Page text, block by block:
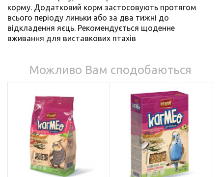
корму. Додатковий корм застосовують протягом
всього періоду линьки або за два тижні до
відкладення яєць. Рекомендується щоденне
вживання для виставкових птахів
Можливо Вам сподобаються